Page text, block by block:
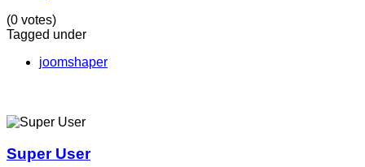
(0 votes)
Tagged under
joomshaper
Super User